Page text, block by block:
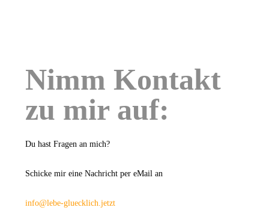
Nimm Kontakt
zu mir auf:
Du hast Fragen an mich?
Schicke mir eine Nachricht per eMail an
info@lebe-gluecklich.jetzt